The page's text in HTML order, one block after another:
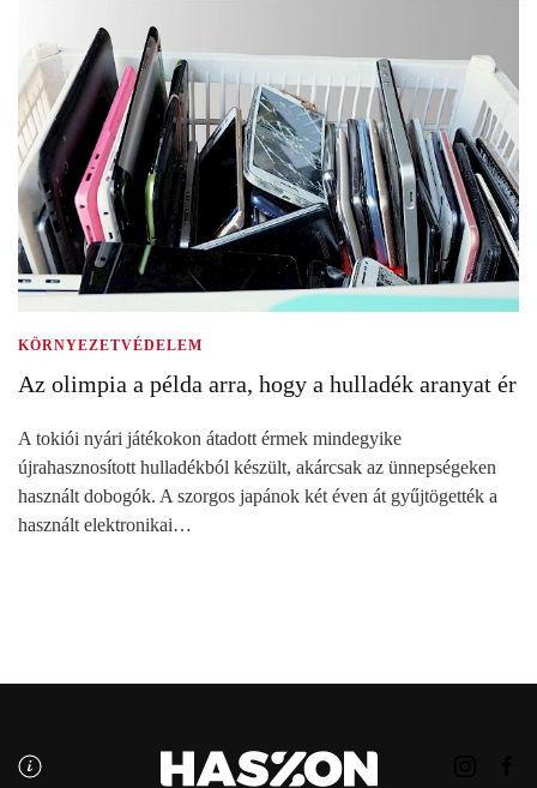
KÖRNYEZETVÉDELEM
Az olimpia a példa arra, hogy a hulladék aranyat ér
A tokiói nyári játékokon átadott érmek mindegyike
újrahasznosított hulladékból készült, akárcsak az ünnepségeken
használt dobogók. A szorgos japánok két éven át gyűjtögették a
használt elektronikai…